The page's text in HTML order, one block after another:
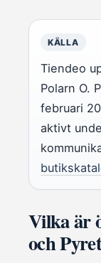
KÄLLA
Tiendeo
Polarn O.
februari
aktivt
Vilka är
och